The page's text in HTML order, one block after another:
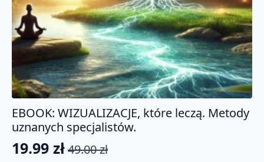
EBOOK: WIZUALIZACJE, które leczą. Metody
uznanych specjalistów.
49.00zł
Pierwotna
19.99 zł
Aktualna